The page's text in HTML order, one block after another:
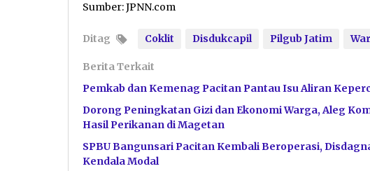
Sumber: JPNN.com
Ditag Coklit Disdukcapil Pilgub Jatim
Berita Terkait
Pemkab dan Kemenag Pacitan Pantau Isu Aliran
Dorong Peningkatan Gizi dan Ekonomi Warga, Aleg
Hasil Perikanan di Magetan
SPBU Bangunsari Pacitan Kembali Beroperasi,
Kendala Modal